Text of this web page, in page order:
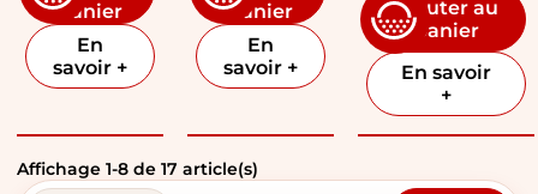
panier
En
savoir +
panier
En
savoir +
Ajouter au
panier
En savoir
+
Affichage 1-8 de 17 article(s)